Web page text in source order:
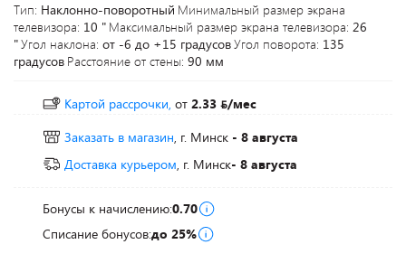
Тип: Наклонно-поворотный Минимальный размер экрана
телевизора: 10 " Максимальный размер экрана телевизора: 26
"Угол наклона: от -6 до +15 градусовУгол поворота: 135
градусов Расстояние от стены: 90 мм
Картой рассрочки, от 2.33
/мес
Заказать в магазин, г. Минск - 8 августа
Доставка курьером, г. Минск- 8 августа
Бонусы к начислению:0.70
Списание бонусов:до 25%